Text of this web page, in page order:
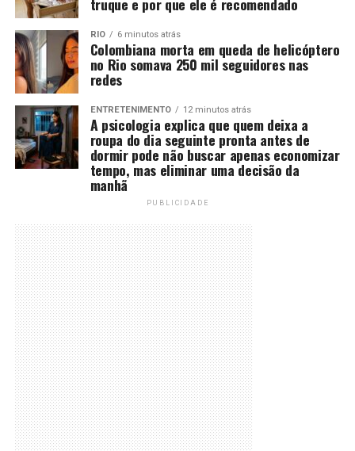
RIO 6 minutos atrás
Colombiana morta em queda de helicóptero
no Rio somava 250 mil seguidores nas
redes
ENTRETENIMENTO 12 minutos atrás
A psicologia explica que quem deixa a
roupa do dia seguinte pronta antes de
dormir pode não buscar apenas economizar
tempo, mas eliminar uma decisão da
manhã
PUBLICIDADE